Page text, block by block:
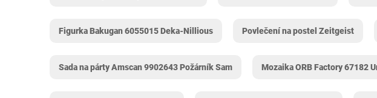
Figurka Bakugan 6055015 Deka-Nillious Povlečení na postel Zeitgeist
Sada na párty Amscan 9902643 Požárník Sam Mozaika ORB Factory 67182